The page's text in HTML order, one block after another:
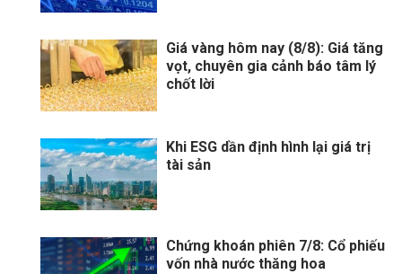
Giá vàng hôm nay (8/8): Giá tăng
vọt, chuyên gia cảnh báo tâm lý
chốt lời
Khi ESG dần định hình lại giá trị
tài sản
Chứng khoán phiên 7/8: Cổ phiếu
vốn nhà nước thăng hoa